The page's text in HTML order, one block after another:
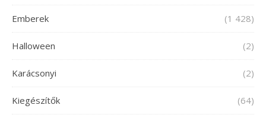
Emberek (1 428)
Halloween (2)
Karácsonyi (2)
Kiegészítők (64)